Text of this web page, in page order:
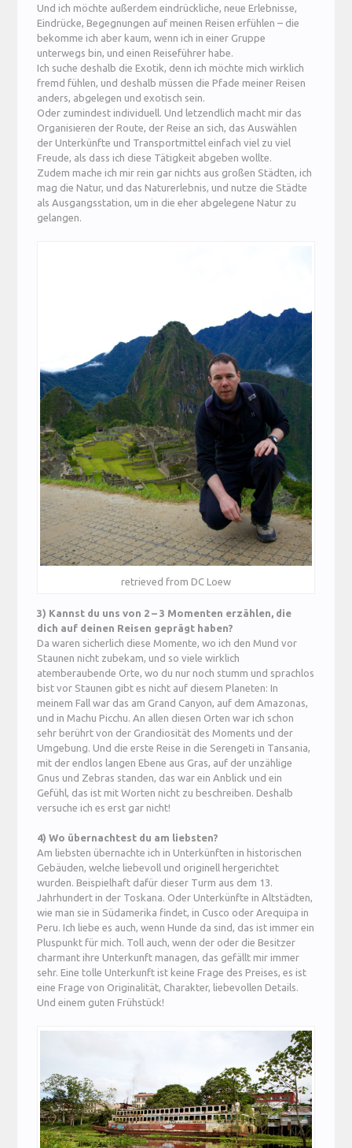
Und ich möchte außerdem eindrückliche, neue Erlebnisse,
Eindrücke, Begegnungen auf meinen Reisen erfühlen – die
bekomme ich aber kaum, wenn ich in einer Gruppe
unterwegs bin, und einen Reiseführer habe.
Ich suche deshalb die Exotik, denn ich möchte mich wirklich
fremd fühlen, und deshalb müssen die Pfade meiner Reisen
anders, abgelegen und exotisch sein.
Oder zumindest individuell. Und letzendlich macht mir das
Organisieren der Route, der Reise an sich, das Auswählen
der Unterkünfte und Transportmittel einfach viel zu viel
Freude, als dass ich diese Tätigkeit abgeben wollte.
Zudem mache ich mir rein gar nichts aus großen Städten, ich
mag die Natur, und das Naturerlebnis, und nutze die Städte
als Ausgangsstation, um in die eher abgelegene Natur zu
gelangen.
retrieved from DC Loew
3) Kannst du uns von 2 – 3 Momenten erzählen, die
dich auf deinen Reisen geprägt haben?
Da waren sicherlich diese Momente, wo ich den Mund vor
Staunen nicht zubekam, und so viele wirklich
atemberaubende Orte, wo du nur noch stumm und sprachlos
bist vor Staunen gibt es nicht auf diesem Planeten: In
meinem Fall war das am Grand Canyon, auf dem Amazonas,
und in Machu Picchu. An allen diesen Orten war ich schon
sehr berührt von der Grandiosität des Moments und der
Umgebung. Und die erste Reise in die Serengeti in Tansania,
mit der endlos langen Ebene aus Gras, auf der unzählige
Gnus und Zebras standen, das war ein Anblick und ein
Gefühl, das ist mit Worten nicht zu beschreiben. Deshalb
versuche ich es erst gar nicht!
4) Wo übernachtest du am liebsten?
Am liebsten übernachte ich in Unterkünften in historischen
Gebäuden, welche liebevoll und originell hergerichtet
wurden. Beispielhaft dafür dieser Turm aus dem 13.
Jahrhundert in der Toskana. Oder Unterkünfte in Altstädten,
wie man sie in Südamerika findet, in Cusco oder Arequipa in
Peru. Ich liebe es auch, wenn Hunde da sind, das ist immer ein
Pluspunkt für mich. Toll auch, wenn der oder die Besitzer
charmant ihre Unterkunft managen, das gefällt mir immer
sehr. Eine tolle Unterkunft ist keine Frage des Preises, es ist
eine Frage von Originalität, Charakter, liebevollen Details.
Und einem guten Frühstück!